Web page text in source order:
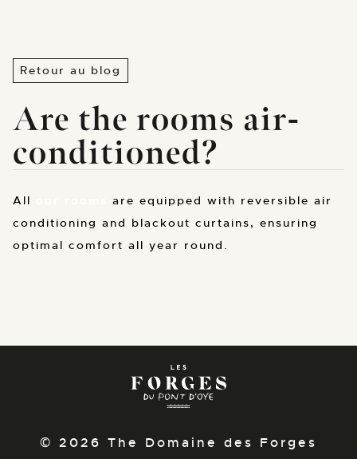
Retour au blog
Are the rooms air-
conditioned?
All
are equipped with reversible air
conditioning and blackout curtains, ensuring
optimal comfort all year round.
© 2026 The Domaine des Forges